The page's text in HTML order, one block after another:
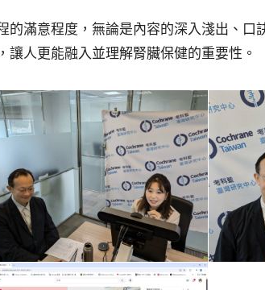
的滿意程度，無論是內容的深入淺出、
人更能融入並理解腎臟保健的重要性。